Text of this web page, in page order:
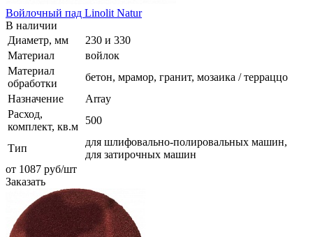
Войлочный пад Linolit Natur
В наличии
Диаметр, мм
230 и 330
Материал
войлок
Материал
обработки
бетон, мрамор, гранит, мозаика / терраццо
Назначение
Array
Расход,
комплект, кв.м
500
Тип
для шлифовально-полировальных машин,
для затирочных машин
от 1087 руб/шт
Заказать